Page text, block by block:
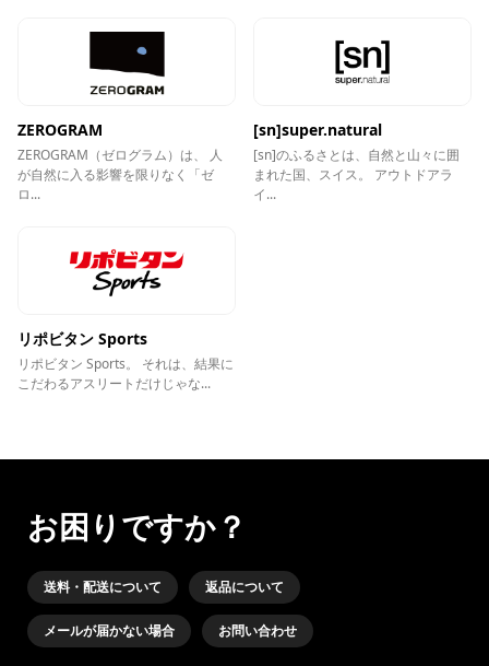
ZEROGRAM
ZEROGRAM（ゼログラム）は、 人
が自然に入る影響を限りなく「ゼ
ロ...
[sn]super.natural
[sn]のふるさとは、自然と山々に囲
まれた国、スイス。 アウトドアラ
イ...
リポビタン Sports
リポビタン Sports。 それは、結果に
こだわるアスリートだけじゃな...
お困りですか？
送料・配送について 返品について
メールが届かない場合 お問い合わせ